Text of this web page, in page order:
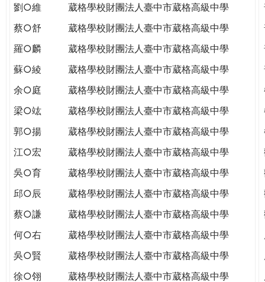
劉○維
葳格學校財團法人臺中市葳格高級中學
蔡○舒
葳格學校財團法人臺中市葳格高級中學
羅○麟
葳格學校財團法人臺中市葳格高級中學
蘇○綾
葳格學校財團法人臺中市葳格高級中學
余○庭
葳格學校財團法人臺中市葳格高級中學
梁○竑
葳格學校財團法人臺中市葳格高級中學
郭○揚
葳格學校財團法人臺中市葳格高級中學
江○宏
葳格學校財團法人臺中市葳格高級中學
吳○育
葳格學校財團法人臺中市葳格高級中學
邱○辰
葳格學校財團法人臺中市葳格高級中學
蔡○謙
葳格學校財團法人臺中市葳格高級中學
何○右
葳格學校財團法人臺中市葳格高級中學
吳○賢
葳格學校財團法人臺中市葳格高級中學
徐○翎
葳格學校財團法人臺中市葳格高級中學